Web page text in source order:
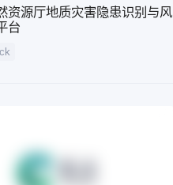
资源厅地质灾害隐患识别与风
台